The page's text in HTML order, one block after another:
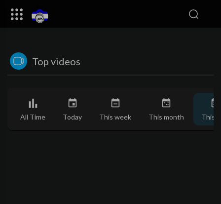
Top videos
All Time Today This week This month This